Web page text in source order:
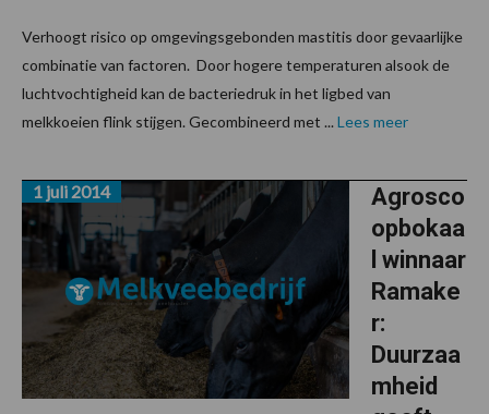
Verhoogt risico op omgevingsgebonden mastitis door gevaarlijke
combinatie van factoren. Door hogere temperaturen alsook de
luchtvochtigheid kan de bacteriedruk in het ligbed van
melkkoeien flink stijgen. Gecombineerd met ... Lees meer
Agrosco
opbokaa
l winnaar
Ramake
r:
Duurzaa
mheid
1 juli 2014